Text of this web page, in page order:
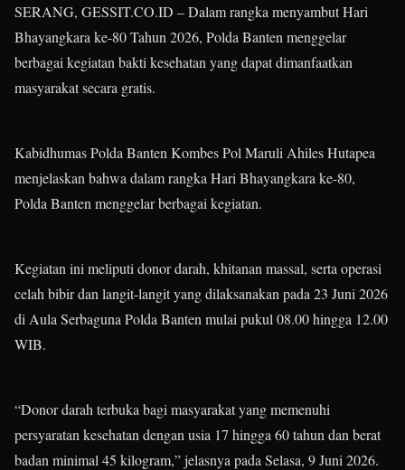
SERANG, GESSIT.CO.ID – Dalam rangka menyambut Hari
Bhayangkara ke-80 Tahun 2026, Polda Banten menggelar
berbagai kegiatan bakti kesehatan yang dapat dimanfaatkan
masyarakat secara gratis.
Kabidhumas Polda Banten Kombes Pol Maruli Ahiles Hutapea
menjelaskan bahwa dalam rangka Hari Bhayangkara ke-80,
Polda Banten menggelar berbagai kegiatan.
Kegiatan ini meliputi donor darah, khitanan massal, serta operasi
celah bibir dan langit-langit yang dilaksanakan pada 23 Juni 2026
di Aula Serbaguna Polda Banten mulai pukul 08.00 hingga 12.00
WIB.
“Donor darah terbuka bagi masyarakat yang memenuhi
persyaratan kesehatan dengan usia 17 hingga 60 tahun dan berat
badan minimal 45 kilogram,” jelasnya pada Selasa, 9 Juni 2026.